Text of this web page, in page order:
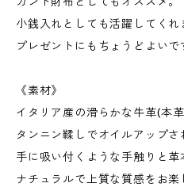
小銭入れとしても活躍してくれ
プレゼントにもちょうどよい
《素材》
イタリア産の滑らかな牛革(本革
タンニン鞣しでオイルアップさ
手に吸い付くような手触りと革
ナチュラルで上質な質感をお楽